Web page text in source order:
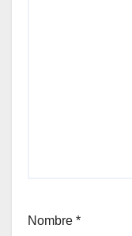
Nombre *